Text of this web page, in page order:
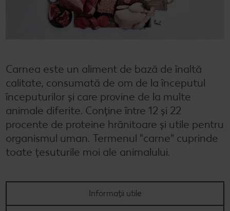
Dicționar de alimente
Rețete de mic dejun vegan
Sustenabilitate
Concursuri
Marcă proprie Kaufland - și calitate și preț mic
Semințele de pepene verde
Bucuria de a găti
Carnea este un aliment de bază de înaltă
calitate, consumată de om de la începutul
începuturilor și care provine de la multe
animale diferite. Conţine între 12 şi 22
procente de proteine hrănitoare şi utile pentru
organismul uman. Termenul "carne" cuprinde
toate ţesuturile moi ale animalului.
Informații utile